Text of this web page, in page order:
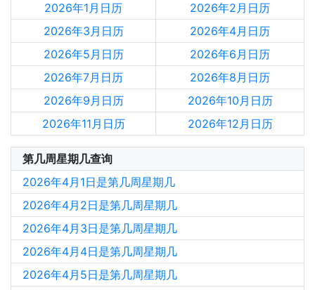
2026年1月日历
2026年2月日历
2026年3月日历
2026年4月日历
2026年5月日历
2026年6月日历
2026年7月日历
2026年8月日历
2026年9月日历
2026年10月日历
2026年11月日历
2026年12月日历
第几周星期几查询
2026年4月1日是第几周星期几
2026年4月2日是第几周星期几
2026年4月3日是第几周星期几
2026年4月4日是第几周星期几
2026年4月5日是第几周星期几